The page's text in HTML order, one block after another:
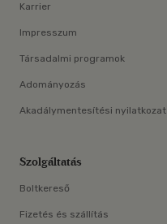
Karrier
Impresszum
Társadalmi programok
Adományozás
Akadálymentesítési nyilatkozat
Szolgáltatás
Boltkereső
Fizetés és szállítás